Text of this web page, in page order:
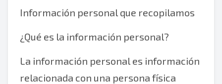
Información personal que recopilamos
¿Qué es la información personal?
La información personal es información
relacionada con una persona física